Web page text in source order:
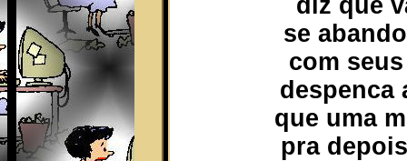
diz que
se
com
despenca
que uma
pra